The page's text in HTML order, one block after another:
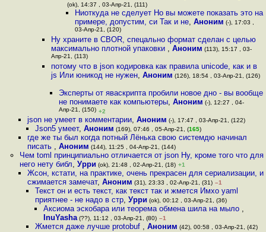
(ok), 14:37 , 03-Апр-21, (111)
Ниоткуда не сделует Но вы можете показать это на
примере, допустим, си Так и не, Аноним (-), 17:03 ,
03-Апр-21, (120)
Ну храните в CBOR, спецально формат сделан с целью
максимально плотной упаковки , Аноним (113), 15:17 , 03-
Апр-21, (113)
потому что в json кодировка как правила unicode, как и в
js Или юникод не нужен, Аноним (126), 18:54 , 03-Апр-21, (126)
Эксперты от яваскрипта пробили новое дно - вы вообще
не понимаете как компьютеры,Аноним (-), 12:27 , 04-
Апр-21, (150) +2
json не умеет в комментарии, Аноним (-), 17:47 , 03-Апр-21, (122)
Json5 умеет,Аноним (169), 07:46 , 05-Апр-21, (165)
где же ты был когда потный Лёнька свою системдю начинал
писать , Аноним (144), 11:25 , 04-Апр-21, (144)
Чем toml принципиально отличается от json Ну, кроме того что для
него нету библ, Урри (ok), 21:48 , 02-Апр-21, (18) +1
Жсон, кстати, на практике, очень прекрасен для сериализации, и
сжимается замечат, Аноним (31), 23:33 , 02-Апр-21, (31) –1
Текст он и есть текст, как текст так и жмется Имхо yaml
приятнее - не надо в стр,Урри (ok), 00:12 , 03-Апр-21, (36)
Аксиома эскобара или теорема обмена шила на мыло ,
InuYasha(??), 11:12 , 03-Апр-21, (80) –1
Жмется даже лучше protobuf ,Аноним (42), 00:58 , 03-Апр-21, (42)